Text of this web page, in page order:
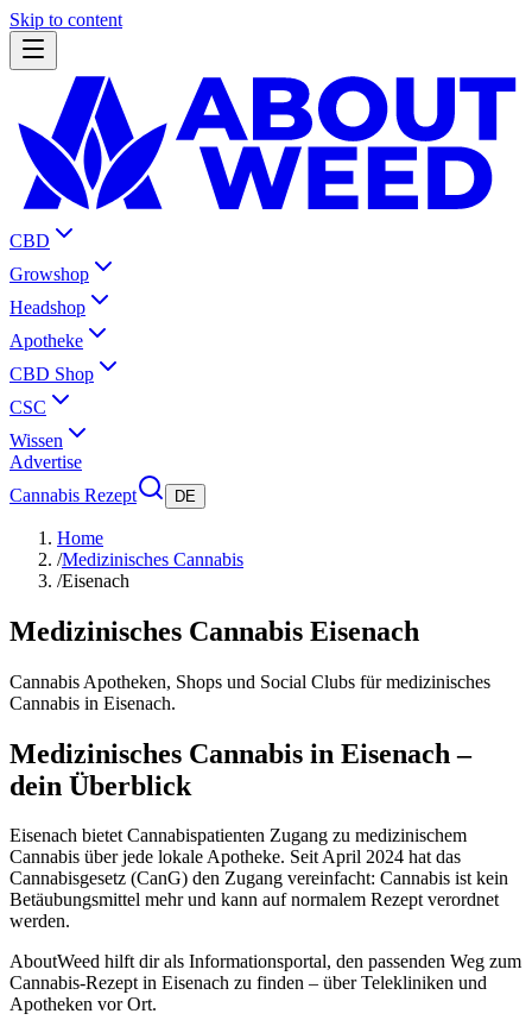
Skip to content
CBD
Growshop
Headshop
Apotheke
CBD Shop
CSC
Wissen
Advertise
Cannabis Rezept
DE
Home
/Medizinisches Cannabis
/Eisenach
Medizinisches Cannabis Eisenach
Cannabis Apotheken, Shops und Social Clubs für medizinisches
Cannabis in Eisenach.
Medizinisches Cannabis in Eisenach –
dein Überblick
Eisenach bietet Cannabispatienten Zugang zu medizinischem
Cannabis über jede lokale Apotheke. Seit April 2024 hat das
Cannabisgesetz (CanG) den Zugang vereinfacht: Cannabis ist kein
Betäubungsmittel mehr und kann auf normalem Rezept verordnet
werden.
AboutWeed hilft dir als Informationsportal, den passenden Weg zum
Cannabis-Rezept in Eisenach zu finden – über Telekliniken und
Apotheken vor Ort.